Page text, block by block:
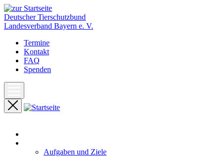
Deutscher Tierschutzbund
Landesverband Bayern e. V.
Termine
Kontakt
FAQ
Spenden
Aufgaben und Ziele